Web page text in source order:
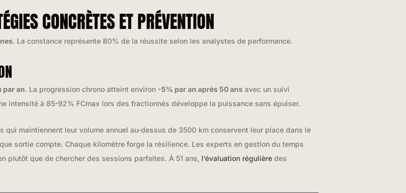
CONCRÈTES ET PRÉVENTION
. La constance représente 80% de la réussite selon les analystes de performance.
par an. La progression chrono atteint environ -5% par an après 50 ans avec un suivi
intensité à 85-92% FCmax lors des fractionnés développe la puissance sans épuiser.
maintiennent leur volume annuel au-dessus de 3500 km conservent leur place dans le
sortie compte. Chaque kilomètre forge la résilience. Les experts en gestion du temps
plutôt que de chercher des sessions parfaites. À 51 ans, l’évaluation régulière des